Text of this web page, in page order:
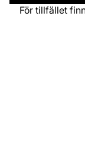
Produkter
För tillfället